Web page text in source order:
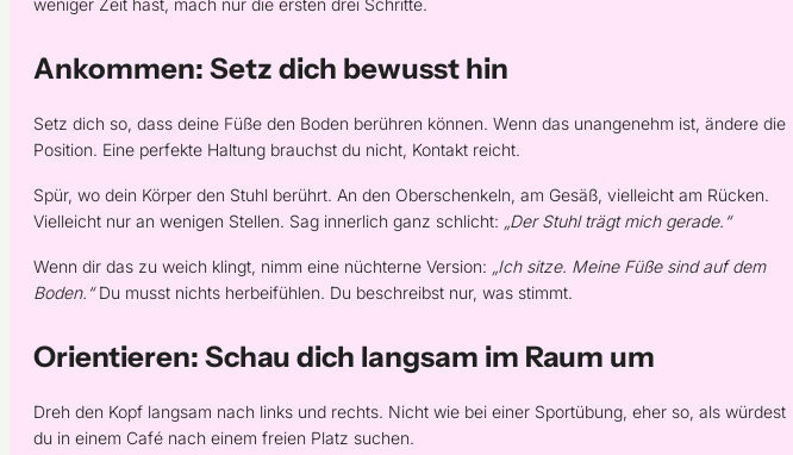
weniger Zeit hast, mach nur die ersten drei Schritte.
Ankommen: Setz dich bewusst hin
Setz dich so, dass deine Füße den Boden berühren können. Wenn das unangenehm ist, ändere die
Position. Eine perfekte Haltung brauchst du nicht, Kontakt reicht.
Spür, wo dein Körper den Stuhl berührt. An den Oberschenkeln, am Gesäß, vielleicht am Rücken.
Vielleicht nur an wenigen Stellen. Sag innerlich ganz schlicht: „Der Stuhl trägt mich gerade.“
Wenn dir das zu weich klingt, nimm eine nüchterne Version: „Ich sitze. Meine Füße sind auf dem
Boden.“Du musst nichts herbeifühlen. Du beschreibst nur, was stimmt.
Orientieren: Schau dich langsam im Raum um
Dreh den Kopf langsam nach links und rechts. Nicht wie bei einer Sportübung, eher so, als würdest
du in einem Café nach einem freien Platz suchen.